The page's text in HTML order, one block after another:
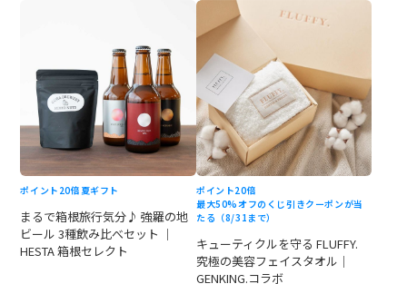
ポイント20倍 夏ギフト
まるで箱根旅行気分♪ 強羅の地
ビール 3種飲み比べセット ｜
HESTA 箱根セレクト
ポイント20倍
最大50%オフのくじ引きクーポンが当
たる（8/31まで）
キューティクルを守る FLUFFY.
究極の美容フェイスタオル｜
GENKING.コラボ